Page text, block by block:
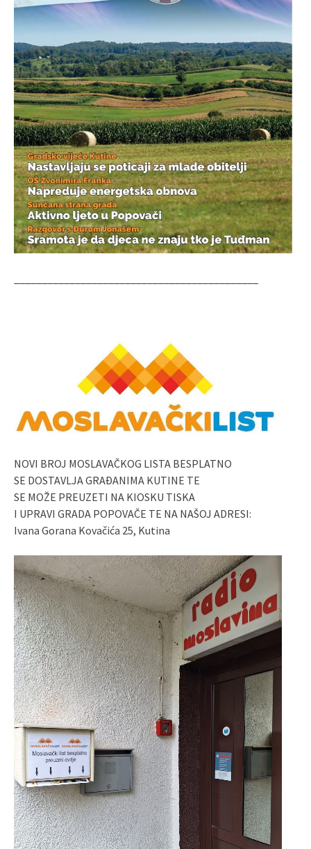
NOVI BROJ MOSLAVAČKOG LISTA BESPLATNO
SE DOSTAVLJA GRAĐANIMA KUTINE TE
SE MOŽE PREUZETI NA KIOSKU TISKA
I UPRAVI GRADA POPOVAČE TE NA NAŠOJ ADRESI:
Ivana Gorana Kovačića 25, Kutina